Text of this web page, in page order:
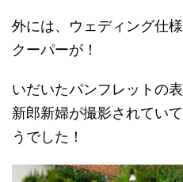
外には、ウェディング仕
クーパーが！
いだいたパンフレットの
新郎新婦が撮影されてい
うでした！